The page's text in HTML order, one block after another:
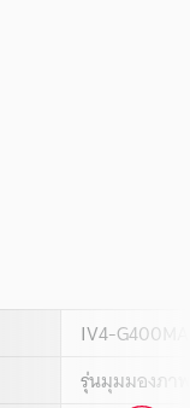
IV4-G400MA
รุ่นมุมมองภา